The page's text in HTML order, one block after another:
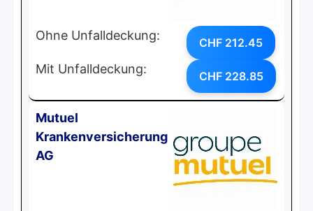
Ohne Unfalldeckung: CHF 212.45
Mit Unfalldeckung: CHF 228.85
Mutuel
Krankenversicherung
AG